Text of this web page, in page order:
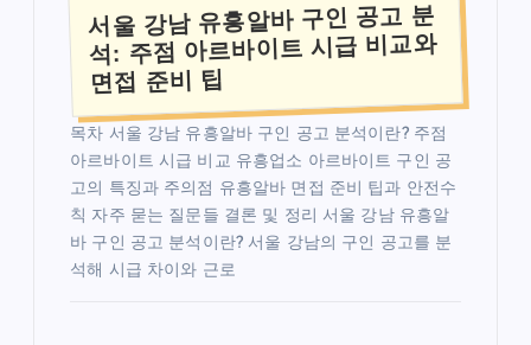
서울 강남 유흥알바 구인 공고 분
석: 주점 아르바이트 시급 비교와
면접 준비 팁
목차 서울 강남 유흥알바 구인 공고 분석이란? 주점
아르바이트 시급 비교 유흥업소 아르바이트 구인 공
고의 특징과 주의점 유흥알바 면접 준비 팁과 안전수
칙 자주 묻는 질문들 결론 및 정리 서울 강남 유흥알
바 구인 공고 분석이란? 서울 강남의 구인 공고를 분
석해 시급 차이와 근로